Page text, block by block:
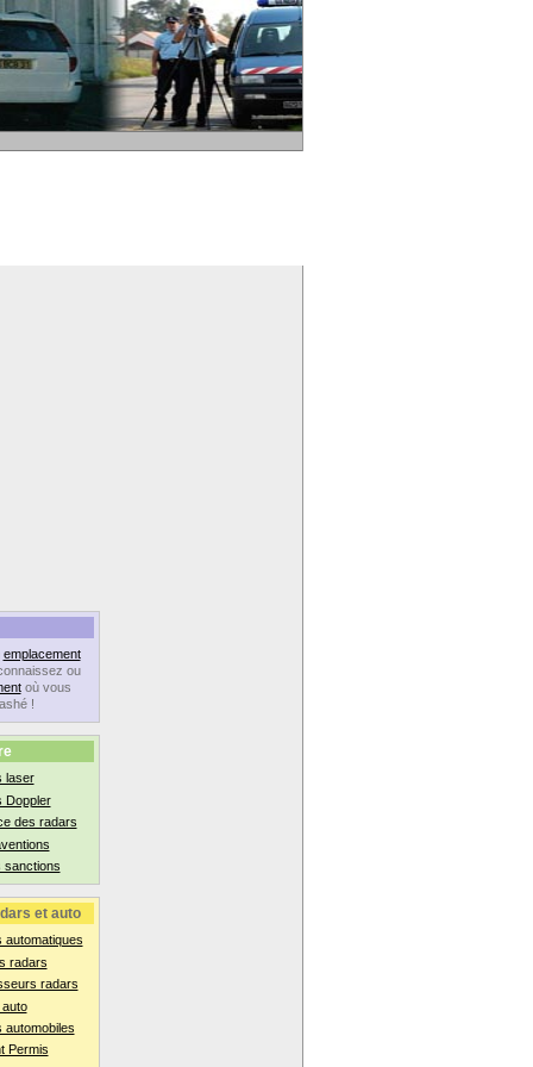
emplacement
ou
où vous
!
laser
Doppler
des radars
sanctions
et auto
automatiques
radars
radars
automobiles
Permis